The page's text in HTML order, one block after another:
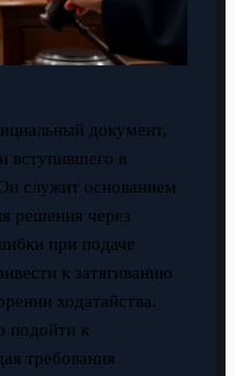
документ,
вступившего в
служит основанием
решения через
при подаче
к затягиванию
ходатайства.
подойти к
требования